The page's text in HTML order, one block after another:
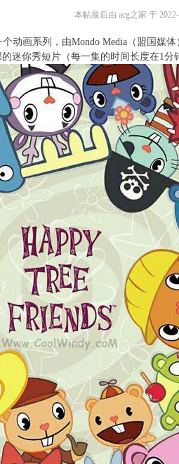
本帖最后由 acg之家 于
个动画系列，由Mondo Media（盟国媒
迷你秀短片（每一集的时间长度在1分